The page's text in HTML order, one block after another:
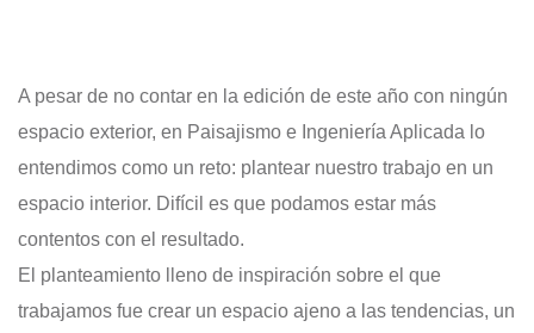
A pesar de no contar en la edición de este año con ningún
espacio exterior, en Paisajismo e Ingeniería Aplicada lo
entendimos como un reto: plantear nuestro trabajo en un
espacio interior. Difícil es que podamos estar más
contentos con el resultado.
El planteamiento lleno de inspiración sobre el que
trabajamos fue crear un espacio ajeno a las tendencias, un